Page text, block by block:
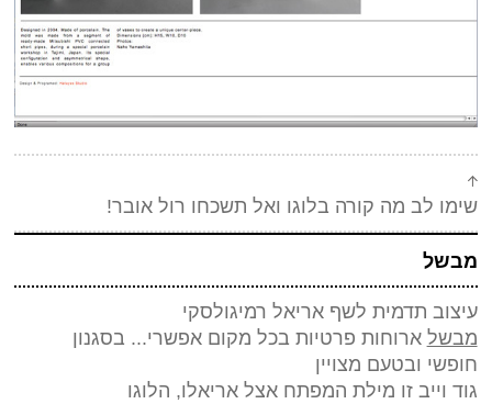
שימו לב מה קורה בלוגו ואל תשכחו רול אובר!
מבשל
עיצוב תדמית לשף אריאל רמיגולסקי
מבשל ארוחות פרטיות בכל מקום אפשרי... בסגנון
חופשי ובטעם מצויין
גוד וייב זו מילת המפתח אצל אריאלו, הלוגו